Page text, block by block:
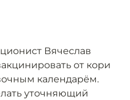
Вячеслав
от кори
календарём.
уточняющий